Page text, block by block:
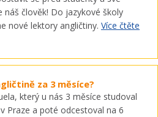
náš člověk! Do jazykové školy
nové lektory angličtiny. Více čtěte
za 3 měsíce?
který u nás 3 měsíce studoval
Praze a poté odcestoval na 6